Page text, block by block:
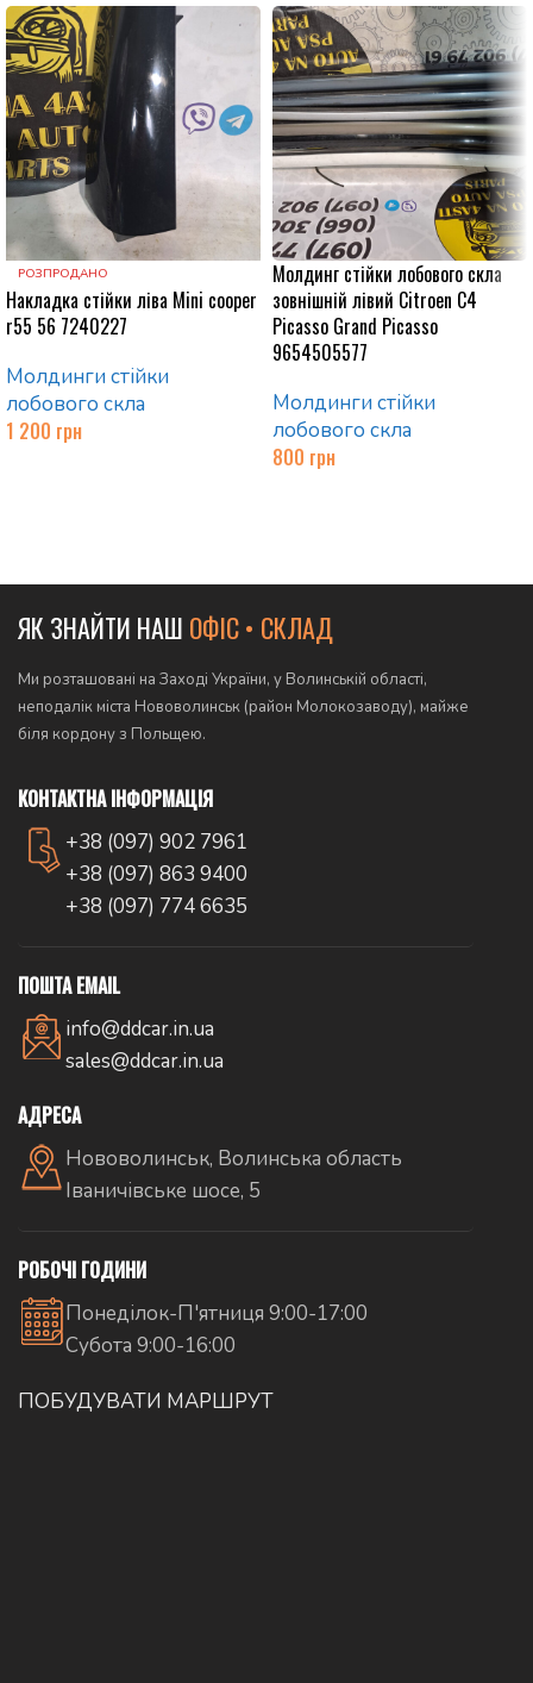
РОЗПРОДАНО
Накладка стійки ліва Mini cooper
r55 56 7240227
Молдинги стійки
лобового скла
1 200 грн
Молдинг стійки лобового скла
зовнішній лівий Citroen C4
Picasso Grand Picasso
9654505577
Молдинги стійки
лобового скла
800 грн
ЯК ЗНАЙТИ НАШ ОФІС • СКЛАД
Ми розташовані на Заході України, у Волинській області,
неподалік міста Нововолинськ (район Молокозаводу), майже
біля кордону з Польщею.
КОНТАКТНА ІНФОРМАЦІЯ
+38 (097) 902 7961
+38 (097) 863 9400
+38 (097) 774 6635
ПОШТА EMAIL
info@ddcar.in.ua
sales@ddcar.in.ua
АДРЕСА
Нововолинськ, Волинська область
Іваничівське шосе, 5
РОБОЧІ ГОДИНИ
Понеділок-П'ятниця 9:00-17:00
Субота 9:00-16:00
ПОБУДУВАТИ МАРШРУТ